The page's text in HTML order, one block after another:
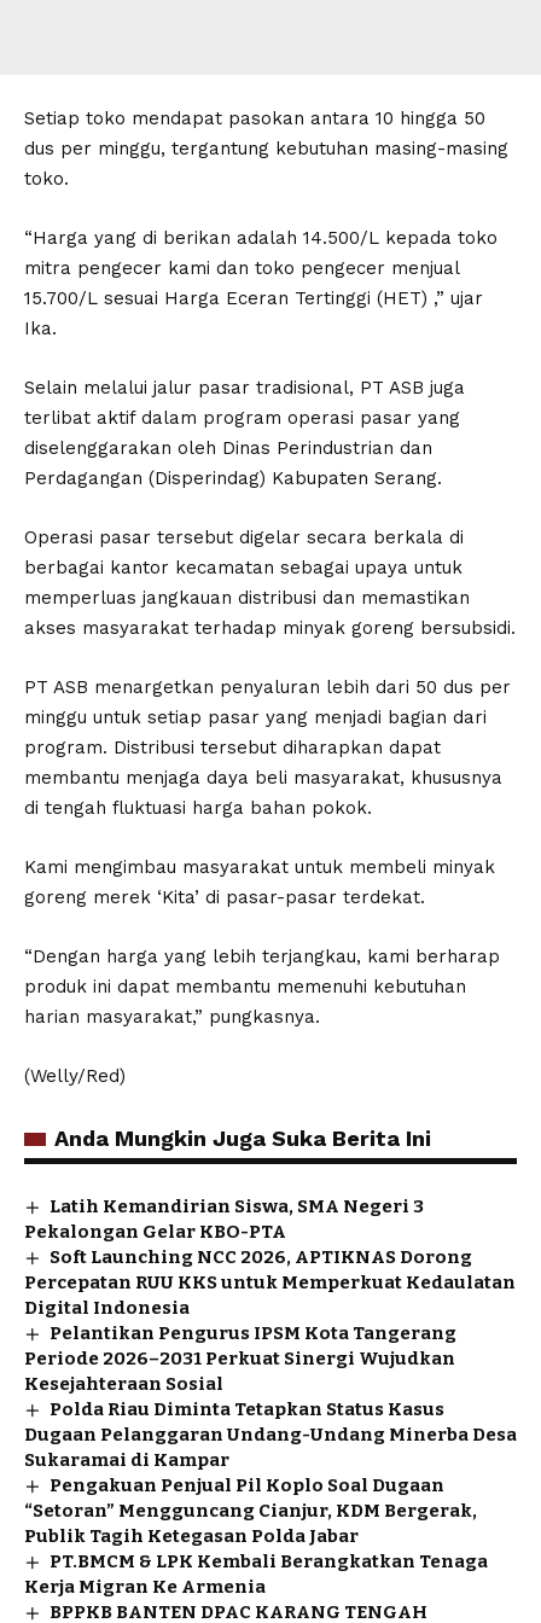
Setiap toko mendapat pasokan antara 10 hingga 50
dus per minggu, tergantung kebutuhan masing-masing
toko.
“Harga yang di berikan adalah 14.500/L kepada toko
mitra pengecer kami dan toko pengecer menjual
15.700/L sesuai Harga Eceran Tertinggi (HET) ,” ujar
Ika.
Selain melalui jalur pasar tradisional, PT ASB juga
terlibat aktif dalam program operasi pasar yang
diselenggarakan oleh Dinas Perindustrian dan
Perdagangan (Disperindag) Kabupaten Serang.
Operasi pasar tersebut digelar secara berkala di
berbagai kantor kecamatan sebagai upaya untuk
memperluas jangkauan distribusi dan memastikan
akses masyarakat terhadap minyak goreng bersubsidi.
PT ASB menargetkan penyaluran lebih dari 50 dus per
minggu untuk setiap pasar yang menjadi bagian dari
program. Distribusi tersebut diharapkan dapat
membantu menjaga daya beli masyarakat, khususnya
di tengah fluktuasi harga bahan pokok.
Kami mengimbau masyarakat untuk membeli minyak
goreng merek ‘Kita’ di pasar-pasar terdekat.
“Dengan harga yang lebih terjangkau, kami berharap
produk ini dapat membantu memenuhi kebutuhan
harian masyarakat,” pungkasnya.
(Welly/Red)
Anda Mungkin Juga Suka Berita Ini
Latih Kemandirian Siswa, SMA Negeri 3
Pekalongan Gelar KBO-PTA
Soft Launching NCC 2026, APTIKNAS Dorong
Percepatan RUU KKS untuk Memperkuat Kedaulatan
Digital Indonesia
Pelantikan Pengurus IPSM Kota Tangerang
Periode 2026–2031 Perkuat Sinergi Wujudkan
Kesejahteraan Sosial
Polda Riau Diminta Tetapkan Status Kasus
Dugaan Pelanggaran Undang-Undang Minerba Desa
Sukaramai di Kampar
Pengakuan Penjual Pil Koplo Soal Dugaan
“Setoran” Mengguncang Cianjur, KDM Bergerak,
Publik Tagih Ketegasan Polda Jabar
PT.BMCM & LPK Kembali Berangkatkan Tenaga
Kerja Migran Ke Armenia
BPPKB BANTEN DPAC KARANG TENGAH